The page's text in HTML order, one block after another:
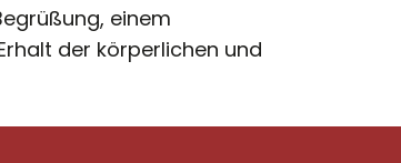
einem
der körperlichen und